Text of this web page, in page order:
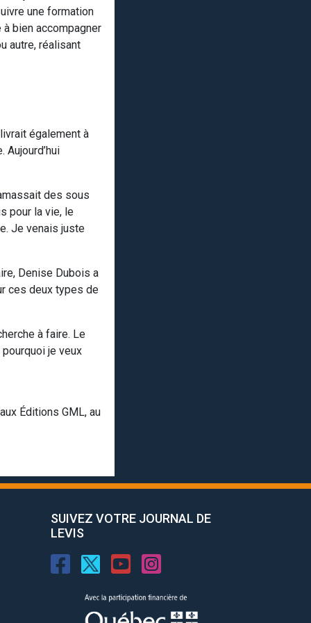
une formation
à bien accompagner
autre, réalisant
également à
des sous
pour la vie, le
Je venais juste
Denise Dubois a
ces deux types de
à faire. Le
je veux
Éditions GML, au
SUIVEZ VOTRE JOURNAL DE
LEVIS